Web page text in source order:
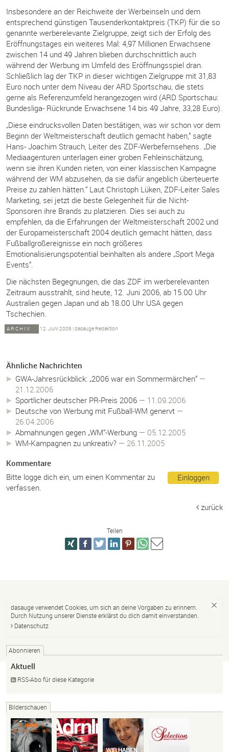
Insbesondere an der Reichweite der Werbeinseln und dem
entsprechend günstigen Tausenderkontaktpreis (TKP) für die so
genannte werberelevante Zielgruppe, zeigt sich der Erfolg des
Eröffnungstages ein weiteres Mal: 4,97 Millionen Erwachsene
zwischen 14 und 49 Jahren blieben durchschnittlich auch
während der Werbung im Umfeld des Eröffnungsspiel dran.
Schließlich lag der TKP in dieser wichtigen Zielgruppe mit 31,83
Euro noch unter dem Niveau der ARD Sportschau, die stets
gerne als Referenzumfeld herangezogen wird (ARD Sportschau:
Bundesliga- Rückrunde Erwachsene 14 bis 49 Jahre, 33,28 Euro).
„Diese eindrucksvollen Daten bestätigen, was wir schon vor dem
Beginn der Weltmeisterschaft deutlich gemacht haben,“ sagte
Hans- Joachim Strauch, Leiter des ZDF-Werbefernsehens. „Die
Mediaagenturen unterlagen einer groben Fehleinschätzung,
wenn sie ihren Kunden rieten, von einer klassischen Kampagne
während der WM abzusehen, da sie dafür angeblich überteuerte
Preise zu zahlen hätten.“ Laut Christoph Lüken, ZDF-Leiter Sales
Marketing, sei jetzt die beste Gelegenheit für die Nicht-
Sponsoren ihre Brands zu platzieren. Dies sei auch zu
empfehlen, da die Erfahrungen der Weltmeisterschaft 2002 und
der Europameisterschaft 2004 deutlich gemacht hätten, dass
Fußballgroßereignisse ein noch größeres
Emotionalisierungspotential beinhalten als andere „Sport Mega
Events“.
Die nächsten Begegnungen, die das ZDF im werberelevanten
Zeitraum ausstrahlt, sind heute, 12. Juni 2006, ab 15.00 Uhr
Australien gegen Japan und ab 18.00 Uhr USA gegen
Tschechien.
ARCHIV 12. Juni 2006 |dasauge Redaktion
Ähnliche Nachrichten
GWA-Jahresrückblick: „2006 war ein Sommermärchen“ —
21.12.2006
Sportlicher deutscher PR-Preis 2006 — 11.09.2006
Deutsche von Werbung mit Fußball-WM genervt —
26.04.2006
Abmahnungen gegen „WM“-Werbung — 05.12.2005
WM-Kampagnen zu unkreativ? — 26.11.2005
Kommentare
Einloggen
Bitte logge dich ein, um einen Kommentar zu
verfassen.
zurück
Teilen
dasauge verwendet Cookies, um sich an deine Vorgaben zu erinnern.
Durch Nutzung unserer Dienste erklärst du dich damit einverstanden.
Datenschutz
Abonnieren
Aktuell
RSS-Abo für diese Kategorie
Bilderschauen